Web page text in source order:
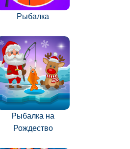
Рыбалка
Рыбалка на
Рождество